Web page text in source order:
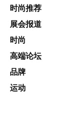
时尚推荐
展会报道
时尚
高端论坛
品牌
运动